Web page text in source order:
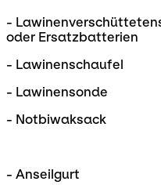
-
oder Ersatzbatterien
- Lawinenschaufel
- Lawinensonde
- Notbiwaksack
- Anseilgurt